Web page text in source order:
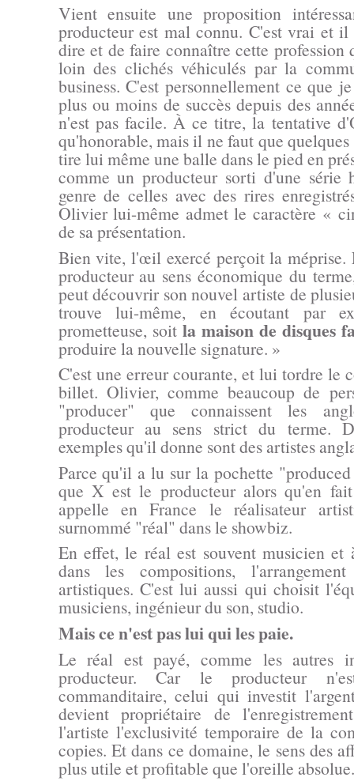
Vient ensuite une proposition
producteur est mal connu. C'est vrai et
dire et de faire connaître cette profession
loin des clichés véhiculés par la
business. C'est personnellement ce que
plus ou moins de succès depuis des
n'est pas facile. À ce titre, la tentative
qu'honorable, mais il ne faut que
tire lui même une balle dans le pied en
comme un producteur sorti d'une série
genre de celles avec des rires
Olivier lui-même admet le caractère «
de sa présentation.
Bien vite, l'œil exercé perçoit la méprise.
producteur au sens économique du
peut découvrir son nouvel artiste de
trouve lui-même, en écoutant par
prometteuse, soit la maison de disques
produire la nouvelle signature. »
C'est une erreur courante, et lui tordre le
billet. Olivier, comme beaucoup de
"producer" que connaissent les
producteur au sens strict du terme.
exemples qu'il donne sont des artistes
Parce qu'il a lu sur la pochette
que X est le producteur alors qu'en
appelle en France le réalisateur
surnommé "réal" dans le showbiz.
En effet, le réal est souvent musicien
dans les compositions,
artistiques. C'est lui aussi qui choisit
musiciens, ingénieur du son, studio.
Mais ce n'est pas lui qui les paie.
Le réal est payé, comme les autres
producteur. Car le producteur
commanditaire, celui qui investit
devient propriétaire de
l'artiste l'exclusivité temporaire de la
copies. Et dans ce domaine, le sens des
plus utile et profitable que l'oreille absolue.